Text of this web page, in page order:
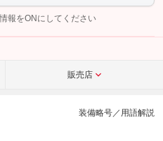
ら
報をONにしてください
販売店
装備略号／用語解説